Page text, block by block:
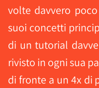
volte davvero
suoi concetti
di un tutorial
rivisto in ogni sua
di fronte a un 4x di